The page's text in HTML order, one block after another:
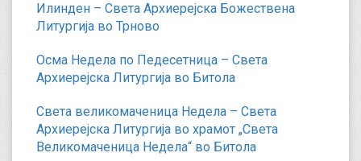
Илинден – Света Архиерејска Божествена
Литургија во Трново
Осма Недела по Педесетница – Света
Архиерејска Литургија во Битола
Света великомаченица Недела – Света
Архиерејска Литургија во храмот „Света
Великомаченица Недела“ во Битола